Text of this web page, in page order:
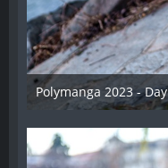
Polymanga 2023 -
12. Mai 2023